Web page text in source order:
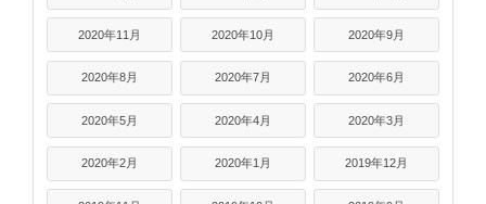
2020年11月 2020年10月 2020年9月
2020年8月 2020年7月 2020年6月
2020年5月 2020年4月 2020年3月
2020年2月 2020年1月 2019年12月